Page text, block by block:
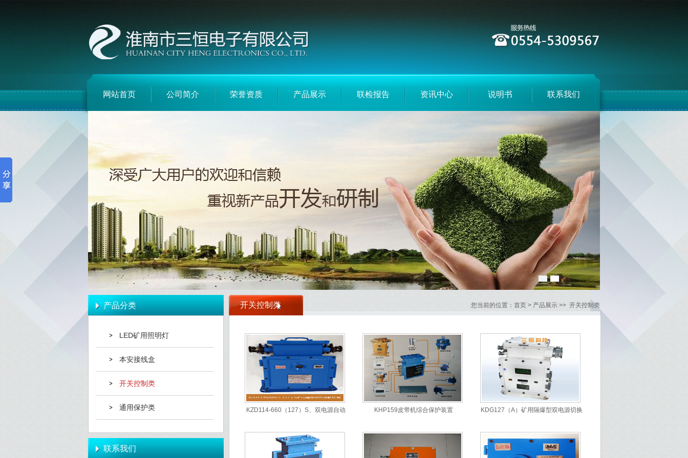
网站首页 公司简介 荣誉资质 产品展示 联检报告 资讯中心 说明书 联系我们
产品分类
LED矿用照明灯
本安接线盒
开关控制类
通用保护类
联系我们
您当前的位置： 首页 > 产品展示 >> 开关控制类
开关控制类
KZD114-660（127）S、双电源自动
KHP159皮带机综合保护装置
KDG127（A）矿用隔爆型双电源切换